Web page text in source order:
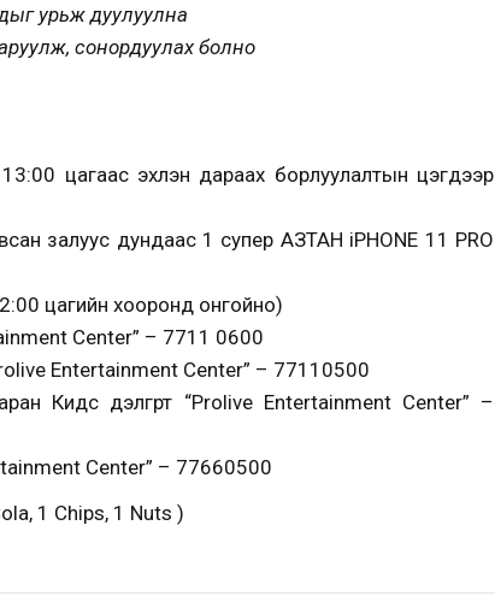
урьж дуулуулна
сонордуулах болно
цагаас эхлэн дараах борлуулалтын цэгүүдээр
залуус дундаас 1 супер АЗТАН iPHONE 11 PRO
цагийн хооронд онгойно)
Center” – 7711 0600
Entertainment Center” – 77110500
Кидс дэлгүүрт “Prolive Entertainment Center” –
Center” – 77660500
1 Chips, 1 Nuts )